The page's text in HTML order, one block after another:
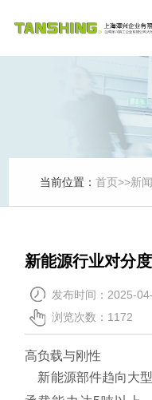
当前位置：首页>>新
新能源行业对分
发布时间：2025-
浏览次数：1172
高负载与刚性
新能源部件趋向大